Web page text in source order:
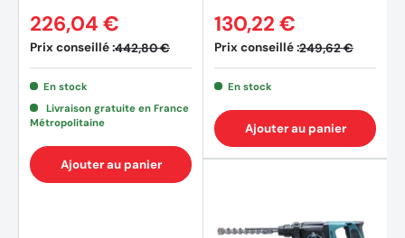
Prix conseillé :442,80 €
226,04 €
En stock
Livraison gratuite en France
Métropolitaine
Ajouter au panier
Prix conseillé :249,62 €
130,22 €
En stock
Ajouter au panier